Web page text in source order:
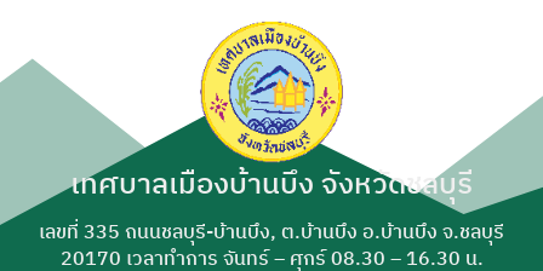
ค้นหา
เทศบาลเมืองบ้านบึง จังหวัดชลบุรี
เลขที่ 335 ถนนชลบุรี-บ้านบึง, ต.บ้านบึง อ.บ้านบึง จ.ชลบุรี
20170 เวลาทำการ จันทร์ – ศุกร์ 08.30 – 16.30 น.